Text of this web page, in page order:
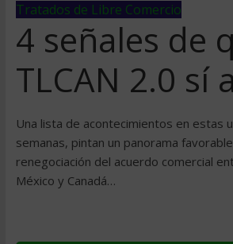
Tratados de Libre Comercio
4 señales de
TLCAN 2.0 sí
Una lista de acontecimientos en estas
semanas, pintan un panorama
renegociación del acuerdo comercial
México y Canadá…